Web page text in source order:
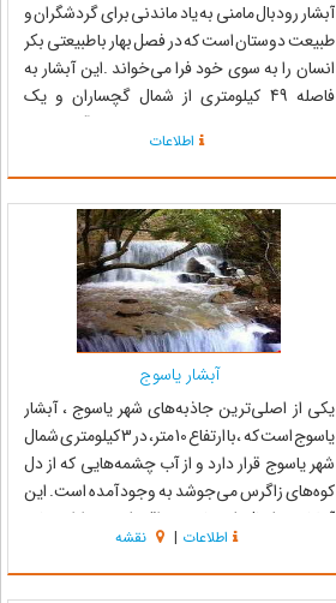
آبشار رودبال مامنی به یاد ماندنی برای گردشگران و
طبیعت دوستان است که در فصل بهار با طبیعتی بکر
انسان را به سوی خود فرا می‌خواند .این آبشار به
فاصله 49 کیلومتری از شمال گچساران و یک
کیلومتری روستای رودبال قرار دارد. این آبشار که از
چشمه سار کوه‌های بالادست ˈتنگ موگˈ سرازیر
شده در دهانه...
اطلاعات
آبشار یاسوج
یکی از اصلی‌ترین جاذبه‌های شهر یاسوج ، آبشار
یاسوج است که ،با ارتفاع 10 متر، در 3 کیلومتری شمال
شهر یاسوج قرار دارد و از آب چشمه‌هایی که از دل
کوه‌های زاگرس می‌جوشد به وجود آمده است. این
آبشار در شمال شهر یاسوج واقع شده و دارای جاده
دسترسی آسفالت بوده و از ابتدای نوروز تا اواخر
مهرماه ...
اطلاعات | نقشه